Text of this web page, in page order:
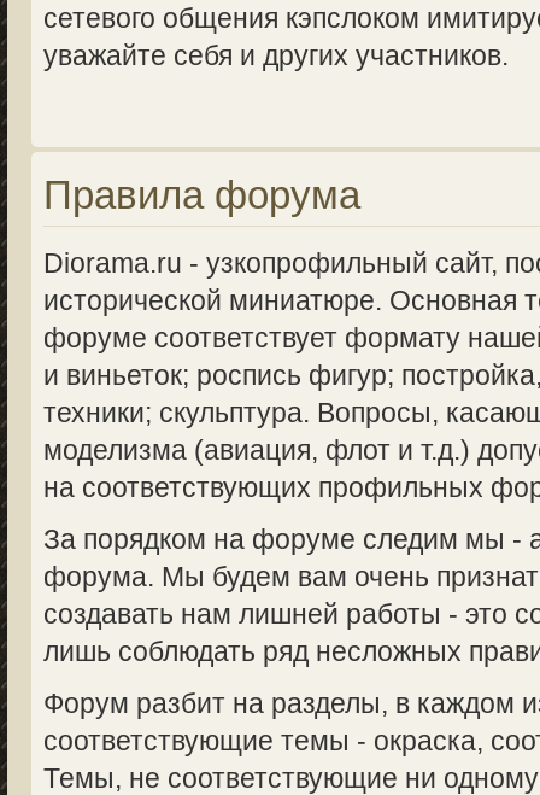
сетевого общения кэпслоком
уважайте себя и других участников.
Правила форума
Diorama.ru - узкопрофильный сайт,
исторической миниатюре. Основная
форуме соответствует формату
и виньеток; роспись фигур;
техники; скульптура. Вопросы,
моделизма (авиация, флот и т.д.)
на соответствующих профильных
За порядком на форуме следим мы -
форума. Мы будем вам очень
создавать нам лишней работы - это
лишь соблюдать ряд несложных
Форум разбит на разделы, в каждом
соответствующие темы - окраска,
Темы, не соответствующие ни